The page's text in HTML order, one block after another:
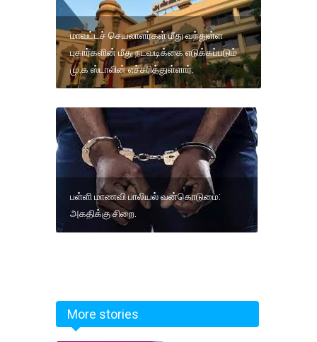
மாவட்டச் செயலாளர்கள் மீது வந்துள்ள
புகார்களின் மீது நடவடிக்கை எடுக்கப்படும்
மு.க ஸ்டாலின் எச்சரித்துள்ளார்.
பள்ளி மாணவி பாலியல் வன்கொடுமை:
அகதிக்கு சிறை.
More stories